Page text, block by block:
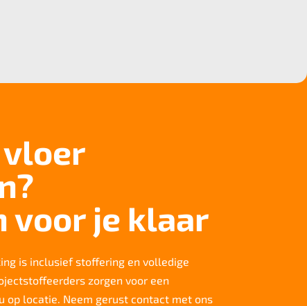
voor je klaar
is inclusief stoffering en volledige
zorgen voor een
op locatie. Neem gerust contact met ons